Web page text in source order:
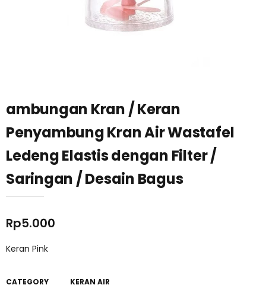
ambungan Kran / Keran
Penyambung Kran Air Wastafel
Ledeng Elastis dengan Filter /
Saringan / Desain Bagus
Rp5.000
Keran Pink
CATEGORY KERAN AIR